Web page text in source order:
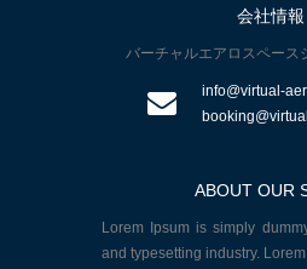
会社情報
バーチャルエアロスペース
info@virtual-
ABOUT OUR
Lorem Ipsum is simply
and typesetting industry.